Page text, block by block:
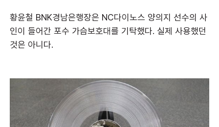
황윤철 BNK경남은행장은 NC다이노스 양의지 선수의 사
인이 들어간 포수 가슴보호대를 기탁했다. 실제 사용했던
것은 아니다.